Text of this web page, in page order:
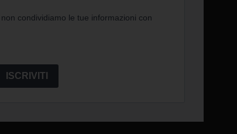
, non condividiamo le tue informazioni con
ISCRIVITI